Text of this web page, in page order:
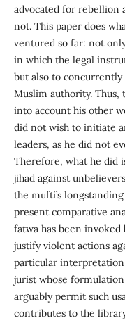
advocated for rebellion
not. This paper does
ventured so far: not
in which the legal
but also to concurrently
Muslim authority. Thus,
into account his other
did not wish to initiate
leaders, as he did not
Therefore, what he did
jihad against
the mufti’s
present comparative
fatwa has been
justify violent actions
particular
jurist whose
arguably permit such
contributes to the